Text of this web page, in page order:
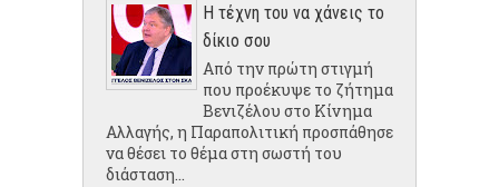
Η τέχνη του να χάνεις το
δίκιο σου
Από την πρώτη στιγμή
που προέκυψε το ζήτημα
Βενιζέλου στο Κίνημα
Αλλαγής, η Παραπολιτική προσπάθησε
να θέσει το θέμα στη σωστή του
διάσταση...